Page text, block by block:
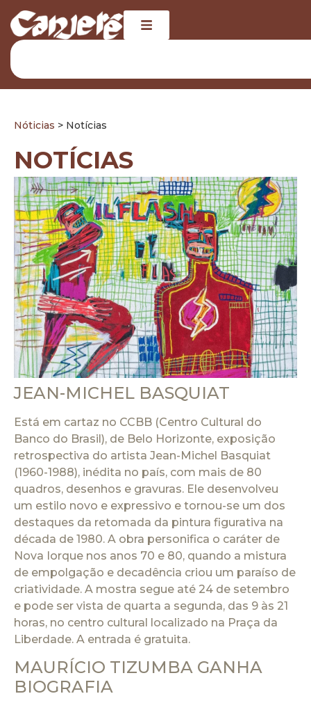
Nóticias > Notícias
NOTÍCIAS
JEAN-MICHEL BASQUIAT
Está em cartaz no CCBB (Centro Cultural do
Banco do Brasil), de Belo Horizonte, exposição
retrospectiva do artista Jean-Michel Basquiat
(1960-1988), inédita no país, com mais de 80
quadros, desenhos e gravuras. Ele desenvolveu
um estilo novo e expressivo e tornou-se um dos
destaques da retomada da pintura figurativa na
década de 1980. A obra personifica o caráter de
Nova Iorque nos anos 70 e 80, quando a mistura
de empolgação e decadência criou um paraíso de
criatividade. A mostra segue até 24 de setembro
e pode ser vista de quarta a segunda, das 9 às 21
horas, no centro cultural localizado na Praça da
Liberdade. A entrada é gratuita.
MAURÍCIO TIZUMBA GANHA
BIOGRAFIA